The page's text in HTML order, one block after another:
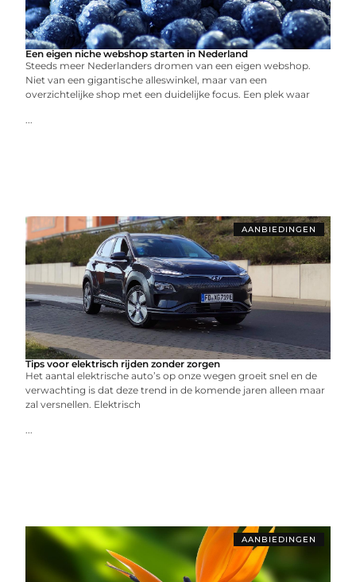
Een eigen niche webshop starten in Nederland
Steeds meer Nederlanders dromen van een eigen webshop.
Niet van een gigantische alleswinkel, maar van een
overzichtelijke shop met een duidelijke focus. Een plek waar
...
AANBIEDINGEN
Tips voor elektrisch rijden zonder zorgen
Het aantal elektrische auto’s op onze wegen groeit snel en de
verwachting is dat deze trend in de komende jaren alleen maar
zal versnellen. Elektrisch
...
AANBIEDINGEN